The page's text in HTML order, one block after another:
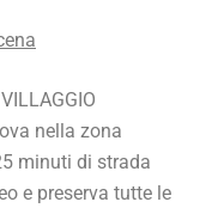
nella zona
minuti di strada
e preserva tutte le